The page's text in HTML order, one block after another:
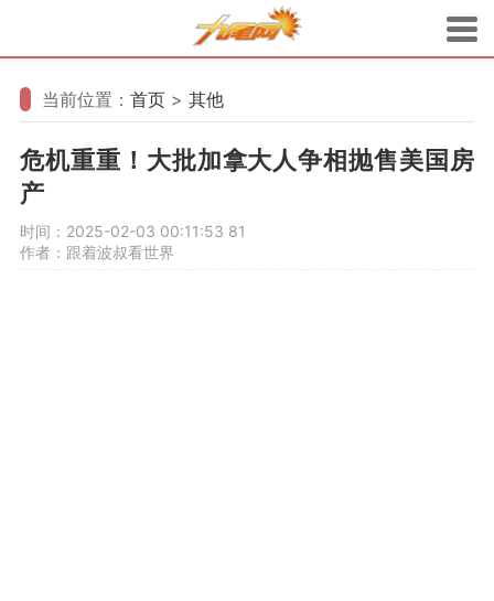
当前位置： 首页 > 其他
危机重重！大批加拿大人争相抛售美国房
产
时间：2025-02-03 00:11:53 81
作者：跟着波叔看世界